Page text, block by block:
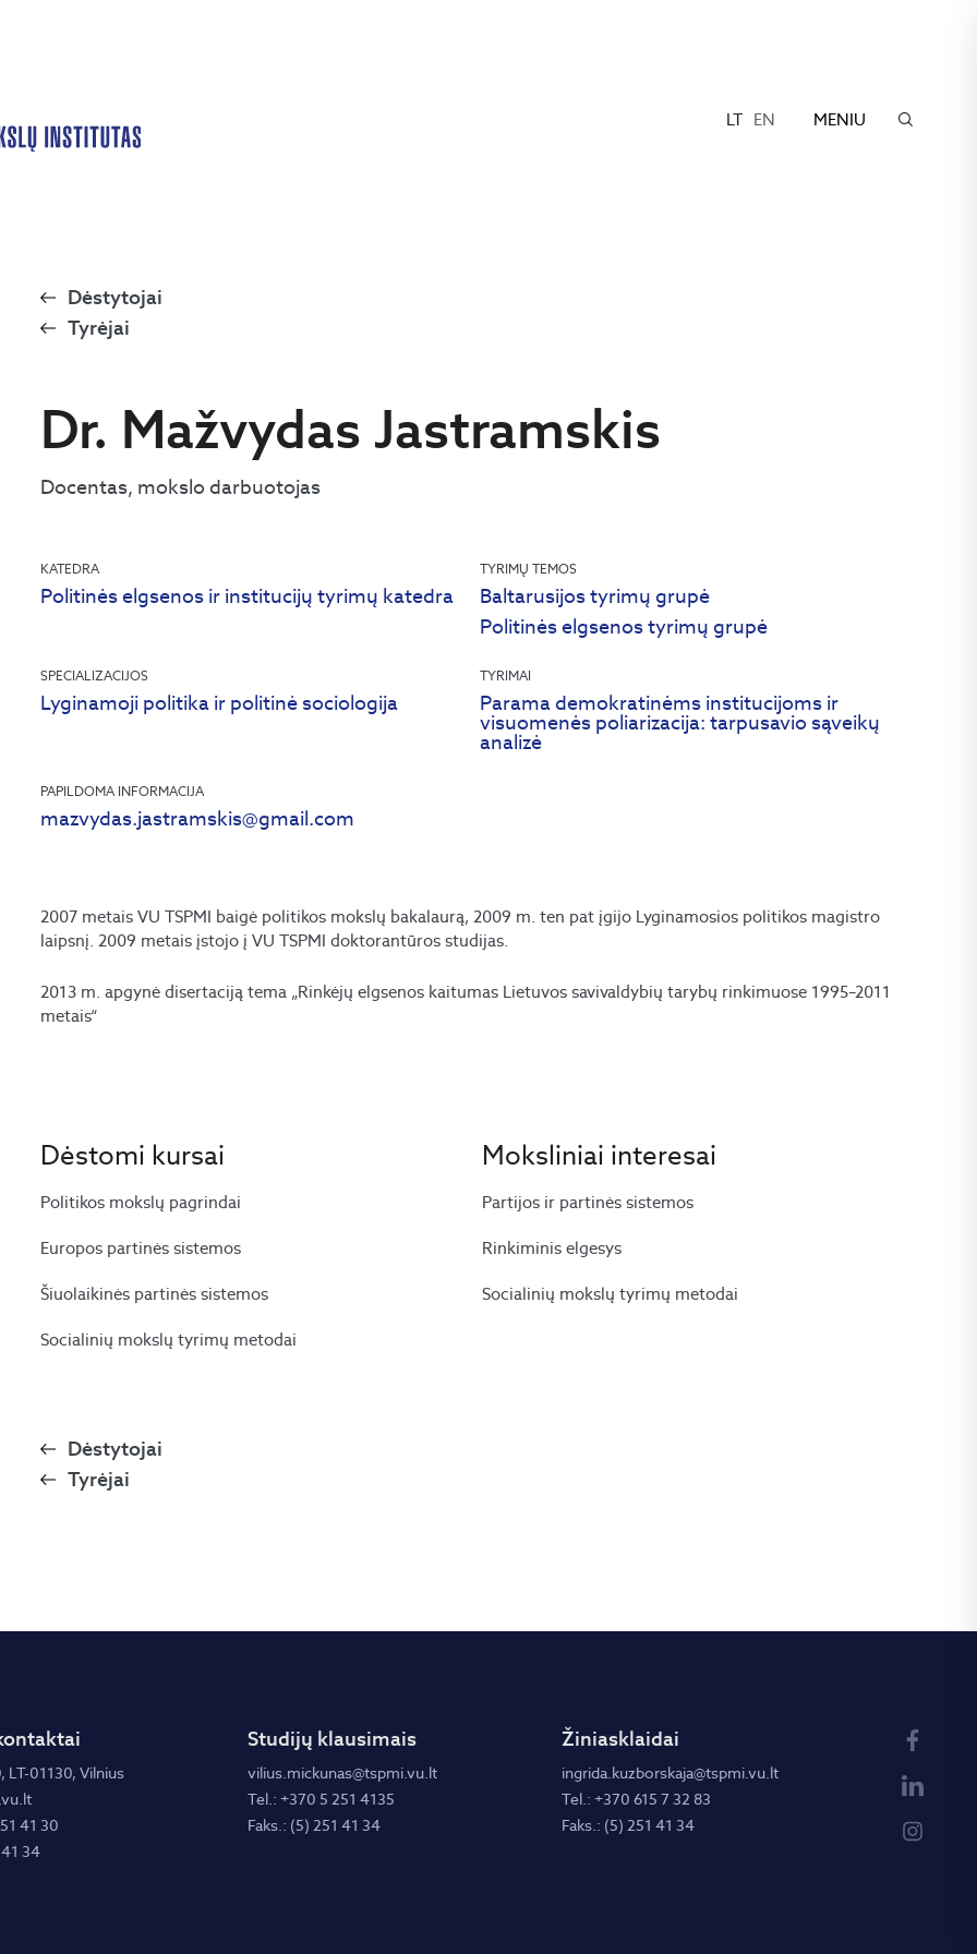
LT EN MENIU
Dėstytojai
Tyrėjai
Dr. Mažvydas Jastramskis
Docentas, mokslo darbuotojas
KATEDRA
Politinės elgsenos ir institucijų tyrimų katedra
TYRIMŲ TEMOS
Baltarusijos tyrimų grupė
Politinės elgsenos tyrimų grupė
SPECIALIZACIJOS
Lyginamoji politika ir politinė sociologija
TYRIMAI
Parama demokratinėms institucijoms ir
visuomenės poliarizacija: tarpusavio sąveikų
analizė
PAPILDOMA INFORMACIJA
mazvydas.jastramskis@gmail.com
2007 metais VU TSPMI baigė politikos mokslų bakalaurą, 2009 m. ten pat įgijo Lyginamosios politikos magistro
laipsnį. 2009 metais įstojo į VU TSPMI doktorantūros studijas.
2013 m. apgynė disertaciją tema „Rinkėjų elgsenos kaitumas Lietuvos savivaldybių tarybų rinkimuose 1995–2011
metais“
Dėstomi kursai
Politikos mokslų pagrindai
Europos partinės sistemos
Šiuolaikinės partinės sistemos
Socialinių mokslų tyrimų metodai
Moksliniai interesai
Partijos ir partinės sistemos
Rinkiminis elgesys
Socialinių mokslų tyrimų metodai
Dėstytojai
Tyrėjai
LT-01130, Vilnius
41 30
34
Studijų klausimais
vilius.mickunas@tspmi.vu.lt
Tel.: +370 5 251 4135
Faks.: (5) 251 41 34
Žiniasklaidai
ingrida.kuzborskaja@tspmi.vu.lt
Tel.: +370 615 7 32 83
Faks.: (5) 251 41 34